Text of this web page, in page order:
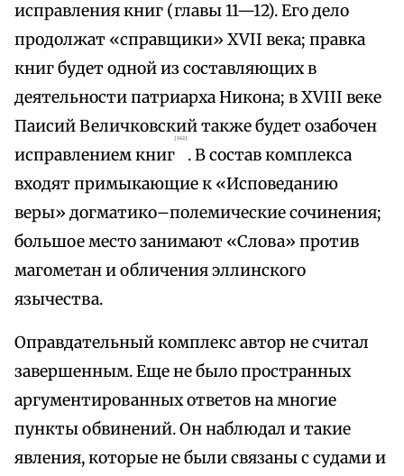
исправления книг (главы 11—12). Его дело
продолжат «справщики» XVII века; правка
книг будет одной из составляющих в
деятельности патриарха Никона; в XVIII веке
Паисий Величковский также будет озабочен
исправлением книг
{342}
. В состав комплекса
входят примыкающие к «Исповеданию
веры» догматико–полемические сочинения;
большое место занимают «Слова» против
магометан и обличения эллинского
язычества.
Оправдательный комплекс автор не считал
завершенным. Еще не было пространных
аргументированных ответов на многие
пункты обвинений. Он наблюдал и такие
явления, которые не были связаны с судами и